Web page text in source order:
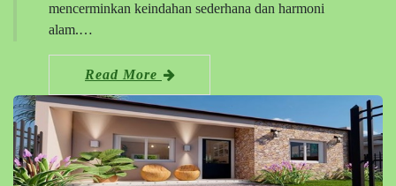
mencerminkan keindahan sederhana dan harmoni
alam.…
Read More